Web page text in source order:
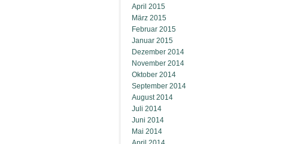
April 2015
März 2015
Februar 2015
Januar 2015
Dezember 2014
November 2014
Oktober 2014
September 2014
August 2014
Juli 2014
Juni 2014
Mai 2014